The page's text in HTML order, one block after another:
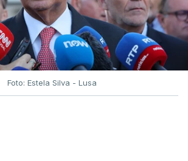
Foto: Estela Silva - Lusa